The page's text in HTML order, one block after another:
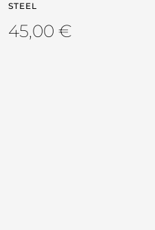
STEEL
45,00 €